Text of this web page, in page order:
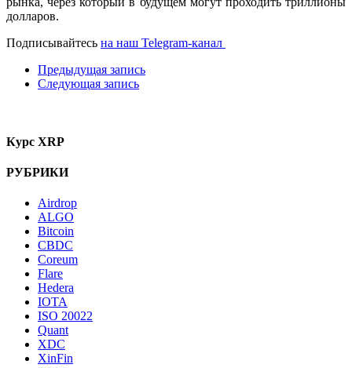
долларов.
Подписывайтесь на наш Telegram-канал
Предыдущая запись
Следующая запись
Курс XRP
РУБРИКИ
Airdrop
ALGO
Bitcoin
CBDC
Coreum
Flare
Hedera
IOTA
ISO 20022
Quant
XDC
XinFin